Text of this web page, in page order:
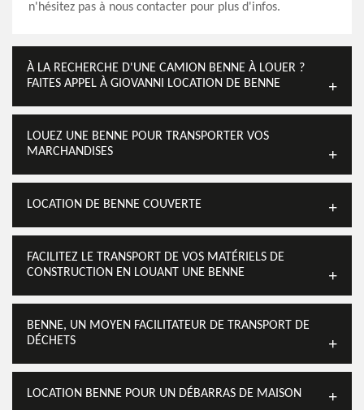
n'hésitez pas à nous contacter pour plus d'infos.
À LA RECHERCHE D'UNE CAMION BENNE À LOUER ?
FAITES APPEL À GIOVANNI LOCATION DE BENNE
LOUEZ UNE BENNE POUR TRANSPORTER VOS
MARCHANDISES
LOCATION DE BENNE COUVERTE
FACILITEZ LE TRANSPORT DE VOS MATÉRIELS DE
CONSTRUCTION EN LOUANT UNE BENNE
BENNE, UN MOYEN FACILITATEUR DE TRANSPORT DE
DÉCHETS
LOCATION BENNE POUR UN DÉBARRAS DE MAISON